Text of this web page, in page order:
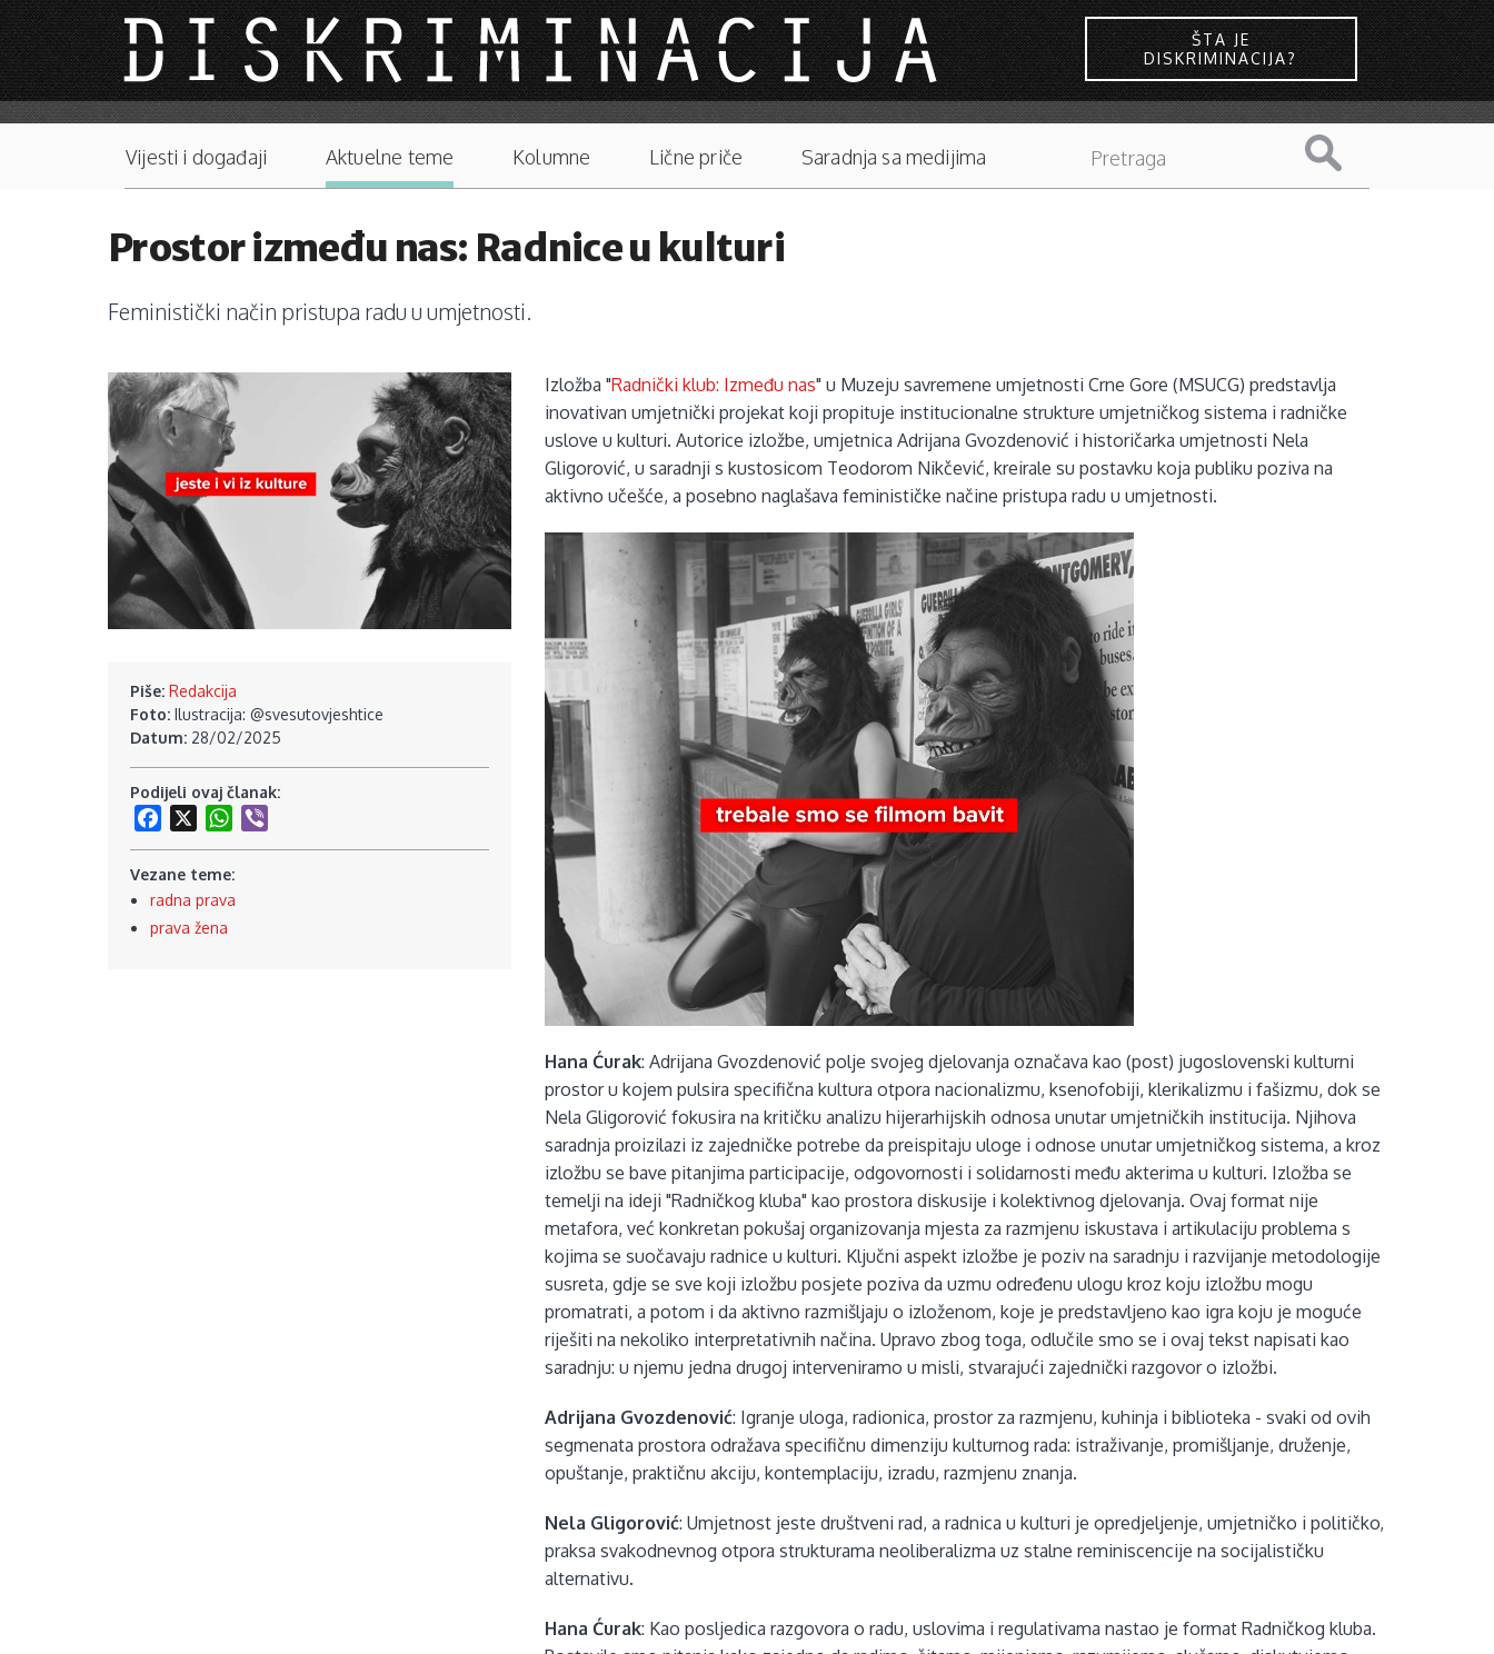
Skip to main content
ŠTA JE
DISKRIMINACIJA?
Main menu
Vijesti i događaji Aktuelne teme Kolumne Lične priče Saradnja sa medijima
Prostor između nas: Radnice u kulturi
Feministički način pristupa radu u umjetnosti.
Piše: Redakcija
Foto: Ilustracija: @svesutovjeshtice
Datum: 28/02/2025
Podijeli ovaj članak:
Facebook
WhatsApp
Vezane teme:
radna prava
prava žena
Izložba "Radnički klub: Između nas" u Muzeju savremene umjetnosti Crne Gore (MSUCG) predstavlja
inovativan umjetnički projekat koji propituje institucionalne strukture umjetničkog sistema i radničke
uslove u kulturi. Autorice izložbe, umjetnica Adrijana Gvozdenović i historičarka umjetnosti Nela
Gligorović, u saradnji s kustosicom Teodorom Nikčević, kreirale su postavku koja publiku poziva na
aktivno učešće, a posebno naglašava feminističke načine pristupa radu u umjetnosti.
Hana Ćurak: Adrijana Gvozdenović polje svojeg djelovanja označava kao (post) jugoslovenski kulturni
prostor u kojem pulsira specifična kultura otpora nacionalizmu, ksenofobiji, klerikalizmu i fašizmu, dok se
Nela Gligorović fokusira na kritičku analizu hijerarhijskih odnosa unutar umjetničkih institucija. Njihova
saradnja proizilazi iz zajedničke potrebe da preispitaju uloge i odnose unutar umjetničkog sistema, a kroz
izložbu se bave pitanjima participacije, odgovornosti i solidarnosti među akterima u kulturi. Izložba se
temelji na ideji "Radničkog kluba" kao prostora diskusije i kolektivnog djelovanja. Ovaj format nije
metafora, već konkretan pokušaj organizovanja mjesta za razmjenu iskustava i artikulaciju problema s
kojima se suočavaju radnice u kulturi. Ključni aspekt izložbe je poziv na saradnju i razvijanje metodologije
susreta, gdje se sve koji izložbu posjete poziva da uzmu određenu ulogu kroz koju izložbu mogu
promatrati, a potom i da aktivno razmišljaju o izloženom, koje je predstavljeno kao igra koju je moguće
riješiti na nekoliko interpretativnih načina. Upravo zbog toga, odlučile smo se i ovaj tekst napisati kao
saradnju: u njemu jedna drugoj interveniramo u misli, stvarajući zajednički razgovor o izložbi.
Adrijana Gvozdenović: Igranje uloga, radionica, prostor za razmjenu, kuhinja i biblioteka - svaki od ovih
segmenata prostora odražava specifičnu dimenziju kulturnog rada: istraživanje, promišljanje, druženje,
opuštanje, praktičnu akciju, kontemplaciju, izradu, razmjenu znanja.
Nela Gligorović: Umjetnost jeste društveni rad, a radnica u kulturi je opredjeljenje, umjetničko i političko,
praksa svakodnevnog otpora strukturama neoliberalizma uz stalne reminiscencije na socijalističku
alternativu.
Hana Ćurak: Kao posljedica razgovora o radu, uslovima i regulativama nastao je format Radničkog kluba.